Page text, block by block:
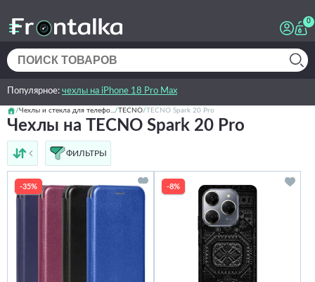
0
Популярное: чехлы на iPhone 18 Pro Max
Чехлы и стекла для телефо... TECNO TECNO Spark 20 Pro
Чехлы на TECNO Spark 20 Pro
от дешёвых к дорогим
от дорогих к дешёвым
по имени
новинки
ФИЛЬТРЫ
-35% -8%